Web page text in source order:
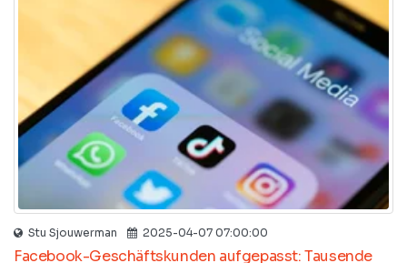
Stu Sjouwerman 2025-04-07 07:00:00
Facebook-Geschäftskunden aufgepasst: Tausende